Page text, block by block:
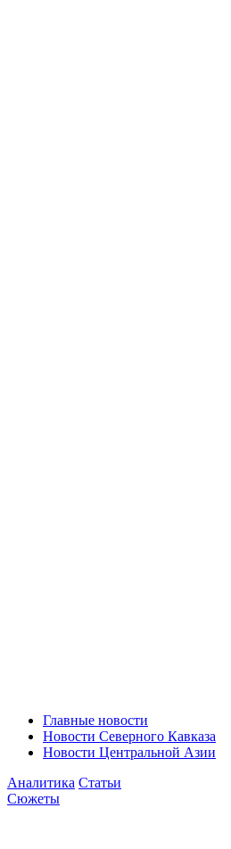
Главные новости
Новости Северного Кавказа
Новости Центральной Азии
Аналитика Статьи
Сюжеты